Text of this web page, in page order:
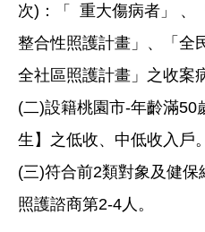
次)：
「 重大傷病者 」
、
整合性照護計畫」、「全
全社區照護計畫」之收案
(二)設籍桃園市-年齡滿50
生】之低收、中低收入戶
(三)符合前2類對象及健
照護諮商第2-4人。